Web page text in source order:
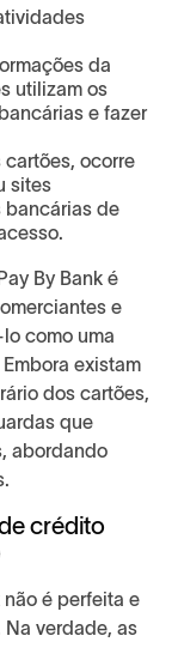
da
utilizam os
e fazer
ocorre
sites
bancárias de
By Bank é
e
como uma
existam
dos cartões,
que
abordando
crédito
não é perfeita e
Na verdade, as